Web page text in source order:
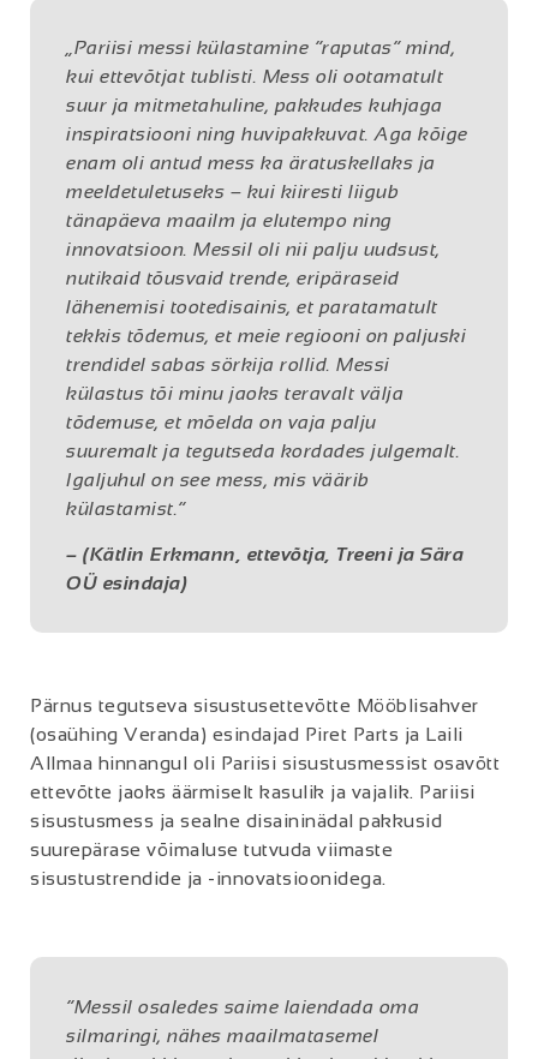
„Pariisi messi külastamine “raputas” mind,
kui ettevõtjat tublisti. Mess oli ootamatult
suur ja mitmetahuline, pakkudes kuhjaga
inspiratsiooni ning huvipakkuvat. Aga kõige
enam oli antud mess ka äratuskellaks ja
meeldetuletuseks – kui kiiresti liigub
tänapäeva maailm ja elutempo ning
innovatsioon. Messil oli nii palju uudsust,
nutikaid tõusvaid trende, eripäraseid
lähenemisi tootedisainis, et paratamatult
tekkis tõdemus, et meie regiooni on paljuski
trendidel sabas sörkija rollid. Messi
külastus tõi minu jaoks teravalt välja
tõdemuse, et mõelda on vaja palju
suuremalt ja tegutseda kordades julgemalt.
Igaljuhul on see mess, mis väärib
külastamist.“
– (Kätlin Erkmann, ettevõtja, Treeni ja Sära
OÜ esindaja)
Pärnus tegutseva sisustusettevõtte Mööblisahver
(osaühing Veranda) esindajad Piret Parts ja Laili
Allmaa hinnangul oli Pariisi sisustusmessist osavõtt
ettevõtte jaoks äärmiselt kasulik ja vajalik. Pariisi
sisustusmess ja sealne disaininädal pakkusid
suurepärase võimaluse tutvuda viimaste
sisustustrendide ja -innovatsioonidega.
“Messil osaledes saime laiendada oma
silmaringi, nähes maailmatasemel